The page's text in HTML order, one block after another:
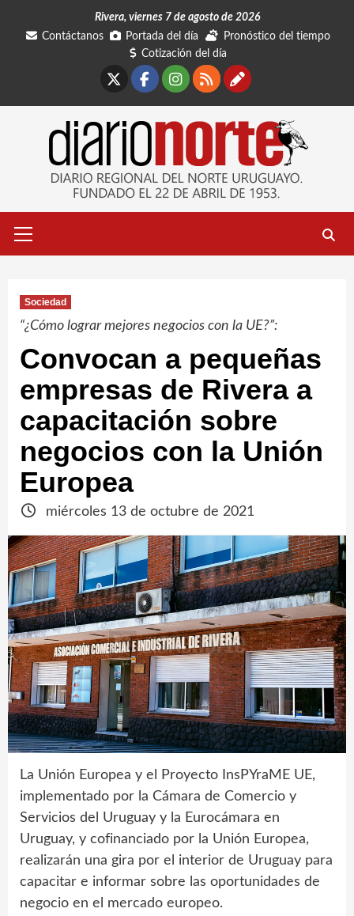
Rivera, viernes 7 de agosto de 2026
Contáctanos
Portada del día
Pronóstico del tiempo
Cotización del día
Facebook
Instagram
RSSContáctanos
primario
Sociedad
“¿Cómo lograr mejores negocios con la UE?”:
Convocan a pequeñas
empresas de Rivera a
capacitación sobre
negocios con la Unión
Europea
miércoles 13 de octubre de 2021
La Unión Europea y el Proyecto InsPYraME UE,
implementado por la Cámara de Comercio y
Servicios del Uruguay y la Eurocámara en
Uruguay, y cofinanciado por la Unión Europea,
realizarán una gira por el interior de Uruguay para
capacitar e informar sobre las oportunidades de
negocio en el mercado europeo.